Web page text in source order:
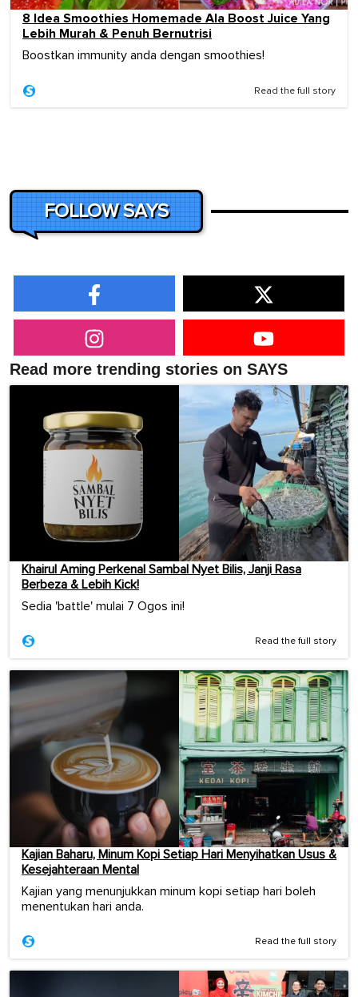
8 Idea Smoothies Homemade Ala Boost Juice Yang
Lebih Murah & Penuh Bernutrisi
Boostkan immunity anda dengan smoothies!
Read the full story
FOLLOW SAYS
Read more trending stories on SAYS
Khairul Aming Perkenal Sambal Nyet Bilis, Janji Rasa
Berbeza & Lebih Kick!
Sedia 'battle' mulai 7 Ogos ini!
Read the full story
Kajian Baharu, Minum Kopi Setiap Hari Menyihatkan Usus &
Kesejahteraan Mental
Kajian yang menunjukkan minum kopi setiap hari boleh
menentukan hari anda.
Read the full story